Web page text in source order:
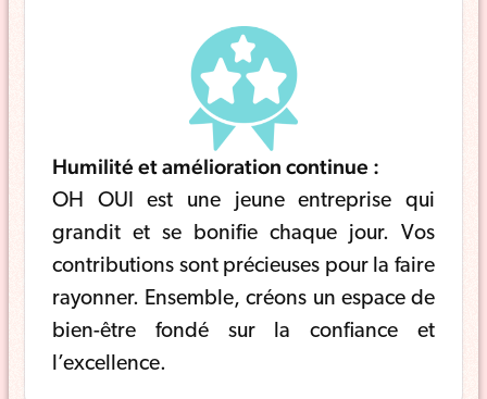
Humilité et amélioration continue :
OH OUI est une jeune entreprise qui
grandit et se bonifie chaque jour. Vos
contributions sont précieuses pour la faire
rayonner. Ensemble, créons un espace de
bien-être fondé sur la confiance et
l’excellence.